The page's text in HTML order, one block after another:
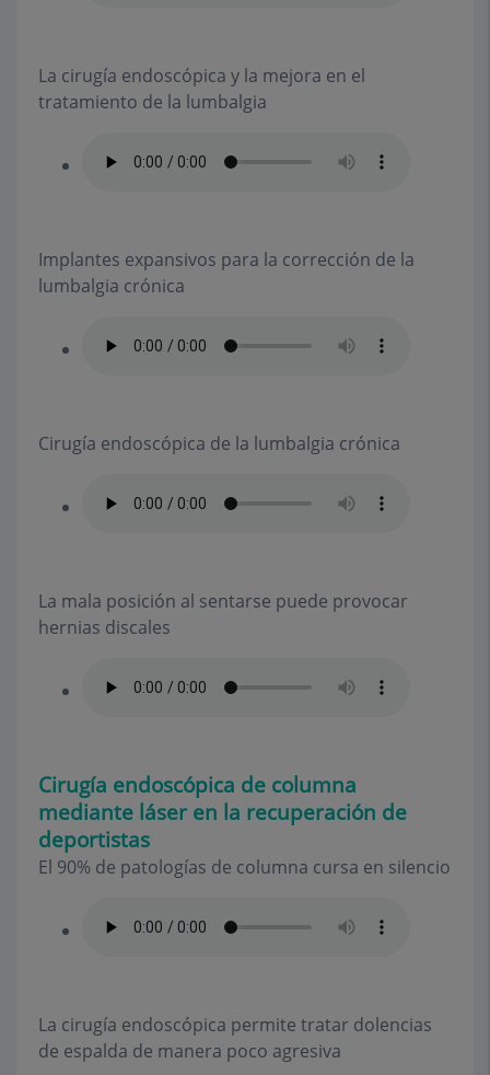
La cirugía endoscópica y la mejora en el
tratamiento de la lumbalgia
Implantes expansivos para la corrección de la
lumbalgia crónica
Cirugía endoscópica de la lumbalgia crónica
La mala posición al sentarse puede provocar
hernias discales
Cirugía endoscópica de columna
mediante láser en la recuperación de
deportistas
El 90% de patologías de columna cursa en silencio
La cirugía endoscópica permite tratar dolencias
de espalda de manera poco agresiva